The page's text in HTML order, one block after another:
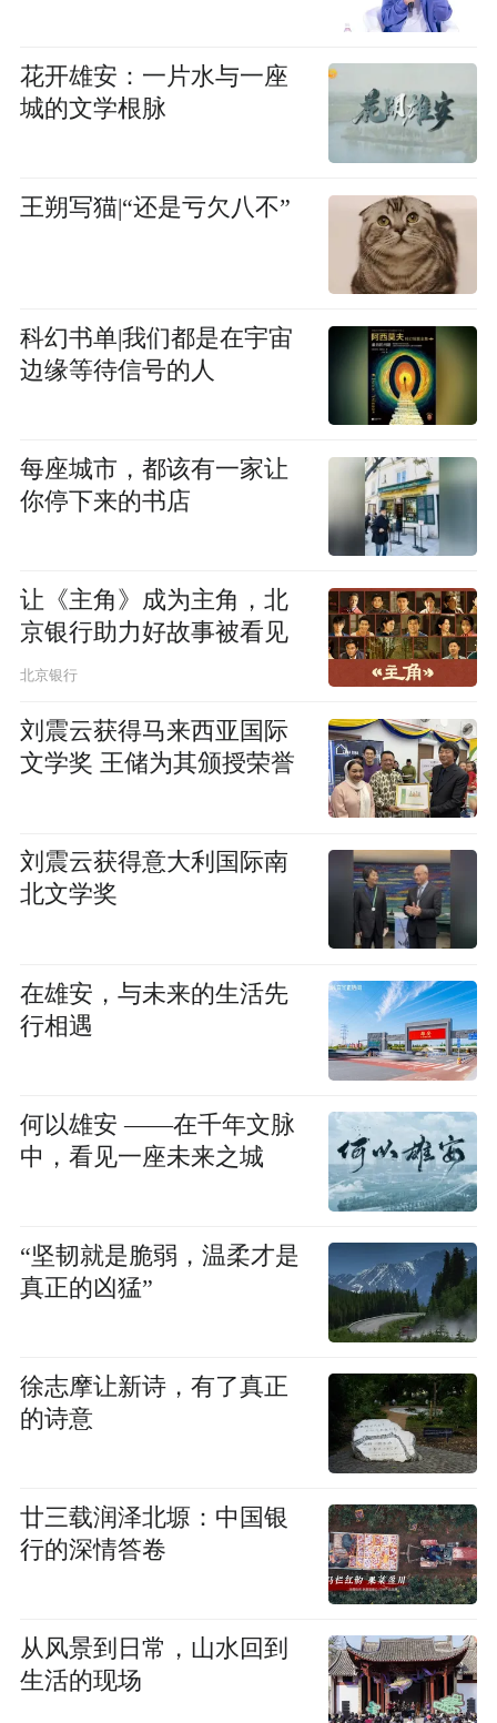
花开雄安：一片水与一座
城的文学根脉
王朔写猫|“还是亏欠八不”
科幻书单|我们都是在宇宙
边缘等待信号的人
每座城市，都该有一家让
你停下来的书店
让《主角》成为主角，北
京银行助力好故事被看见
北京银行
刘震云获得马来西亚国际
文学奖 王储为其颁授荣誉
刘震云获得意大利国际南
北文学奖
在雄安，与未来的生活先
行相遇
何以雄安 ——在千年文脉
中，看见一座未来之城
“坚韧就是脆弱，温柔才是
真正的凶猛”
徐志摩让新诗，有了真正
的诗意
廿三载润泽北塬：中国银
行的深情答卷
从风景到日常，山水回到
生活的现场